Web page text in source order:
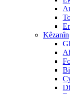
Kêzanîn